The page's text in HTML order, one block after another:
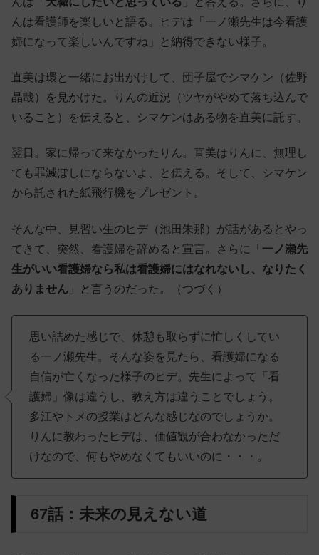
んは看護師を楽しいと語る。ヒデは「一ノ瀬先生は今看護
婦になって楽しいんですね」と納得できない様子。
直美は環と一緒にお出かけして、団子屋でシマケン（佐野
晶哉）を見かけた。りんの近況（ツヤがやめて落ち込んで
いること）を伝えると、シマケンはある物を直美に託す。
翌日。家に帰って来なかったりん。直美はりんに、無理し
ても罪滅ぼしにならないよ、と伝える。そして、シマケン
から託された紙飛行機をプレゼント。
そんな中、見習い生のヒデ（池田朱那）が話があるとやっ
てきて、突然、看護婦を辞めると宣言。さらに「 一ノ瀬先
生がいい看護婦なら私は看護婦にはなれないし、なりたく
ありません 」と言うのだった。（つづく）
思い詰めた感じで、休憩も取らずに忙しくしてい
る一ノ瀬先生。そんな姿を見たら、看護婦になる
自信が亡くなった様子のヒデ。先生によって「看
護婦」像は違うし、教え方は違うことでしょう。
多江やトメの授業はどんな感じなのでしょうか。
りんに教わったヒデは、価値観が合わなかっただ
けなので、何もやめなくてもいいのに・・・。
67話：未来の見えない道